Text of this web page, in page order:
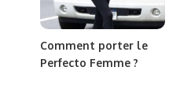
Comment porter le
Perfecto Femme ?